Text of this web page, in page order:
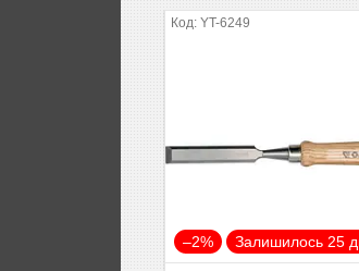
YT-6249
–2% Залишилось 25